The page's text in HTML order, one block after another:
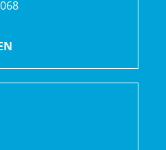
wählst. Mithilfe
du die besten Modelle
Möchtest du Pedale, die
wurden? Dann empfehlen
Kontrolle und Effizienz.